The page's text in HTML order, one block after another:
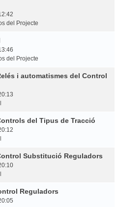
del Projecte
del Projecte
i automatismes del Control
del Tipus de Tracció
Substitució Reguladors
Reguladors